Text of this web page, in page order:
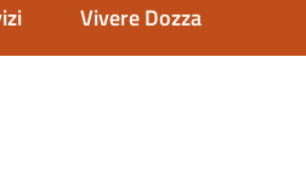
Vivere Dozza